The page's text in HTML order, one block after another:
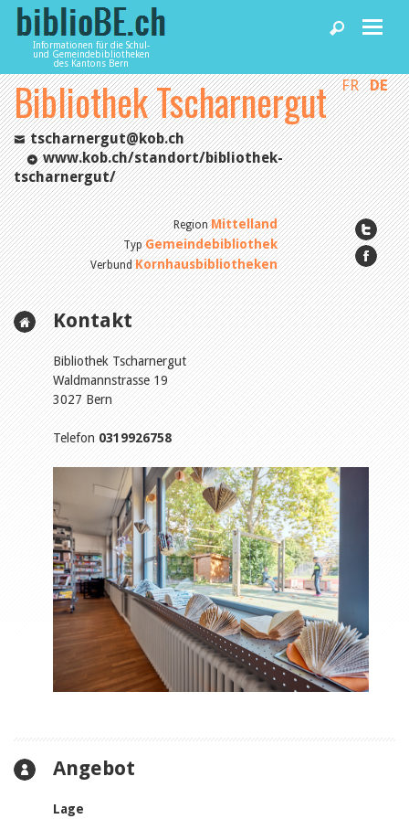
Informationen für die Schul-
und Gemeindebibliotheken
des Kantons Bern
Home
News und Fachbeiträge
Bibliotheken
Agenda
Dienstleistungen
biblioBE nutzen
FR DE
Bibliothek Tscharnergut
tscharnergut@kob.ch
www.kob.ch/standort/bibliothek-
tscharnergut/
RegionMittelland
TypGemeindebibliothek
VerbundKornhausbibliotheken
Kontakt
Bibliothek Tscharnergut
Waldmannstrasse 19
3027 Bern
Telefon 0319926758
Angebot
Lage